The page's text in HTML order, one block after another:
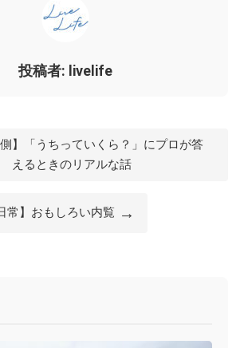
投稿者: livelife
側】「うちっていくら？」にプロが答
えるときのリアルな話
常】おもしろい内覧 →